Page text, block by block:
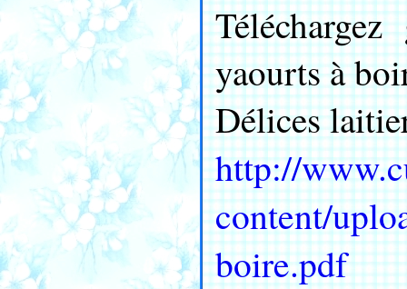
yaourts à
Délices
http://
content/
boire.pdf